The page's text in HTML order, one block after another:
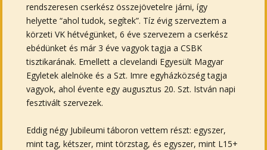
rendszeresen cserkész összejövetelre járni, így
helyette “ahol tudok, segítek”. Tíz évig szerveztem a
körzeti VK hétvégünket, 6 éve szervezem a cserkész
ebédünket és már 3 éve vagyok tagja a CSBK
tisztikarának. Emellett a clevelandi Egyesült Magyar
Egyletek alelnöke és a Szt. Imre egyházközség tagja
vagyok, ahol évente egy augusztus 20. Szt. István napi
fesztivált szervezek.
Eddig négy Jubileumi táboron vettem részt: egyszer,
mint tag, kétszer, mint törzstag, és egyszer, mint L15+